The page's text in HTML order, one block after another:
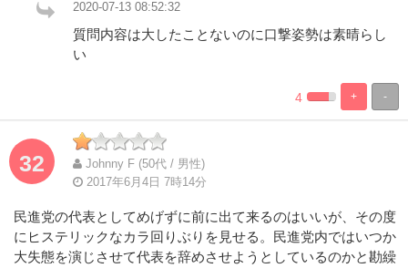
2020-07-13 08:52:32
質問内容は大したことないのに口撃姿勢は素晴らし
い
-
+
%
Complete
100%
Complete
4
32
Johnny F (50代 / 男性)
2017年6月4日 7時14分
民進党の代表としてめげずに前に出て来るのはいいが、その度
にヒステリックなカラ回りぶりを見せる。民進党内ではいつか
大失態を演じさせて代表を辞めさせようとしているのかと勘繰